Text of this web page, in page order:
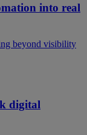
into real
beyond visibility
digital